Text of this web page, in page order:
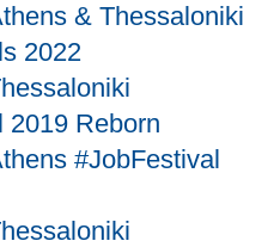
& Thessaloniki
2022
2019 Reborn
#JobFestival